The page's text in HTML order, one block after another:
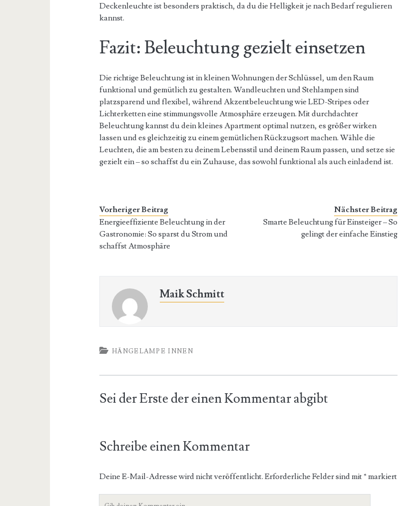
Deckenleuchte ist besonders praktisch, da du die Helligkeit je nach Bedarf regulieren
kannst.
Fazit: Beleuchtung gezielt einsetzen
Die richtige Beleuchtung ist in kleinen Wohnungen der Schlüssel, um den Raum
funktional und gemütlich zu gestalten. Wandleuchten und Stehlampen sind
platzsparend und flexibel, während Akzentbeleuchtung wie LED-Stripes oder
Lichterketten eine stimmungsvolle Atmosphäre erzeugen. Mit durchdachter
Beleuchtung kannst du dein kleines Apartment optimal nutzen, es größer wirken
lassen und es gleichzeitig zu einem gemütlichen Rückzugsort machen. Wähle die
Leuchten, die am besten zu deinem Lebensstil und deinem Raum passen, und setze sie
gezielt ein – so schaffst du ein Zuhause, das sowohl funktional als auch einladend ist.
Vorheriger Beitrag
Energieeffiziente Beleuchtung in der
Gastronomie: So sparst du Strom und
schaffst Atmosphäre
Nächster Beitrag
Smarte Beleuchtung für Einsteiger – So
gelingt der einfache Einstieg
Maik Schmitt
HÄNGELAMPE INNEN
Sei der Erste der einen Kommentar abgibt
Schreibe einen Kommentar
Deine E-Mail-Adresse wird nicht veröffentlicht. Erforderliche Felder sind mit*markiert